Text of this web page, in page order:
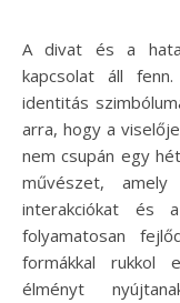
A divat és a hatalom között évezredek óta különös
kapcsolat áll
identitás
arra, hogy a
nem csupán egy
művészet,
interakciókat és
folyamatosan
formákkal rukkol
élményt